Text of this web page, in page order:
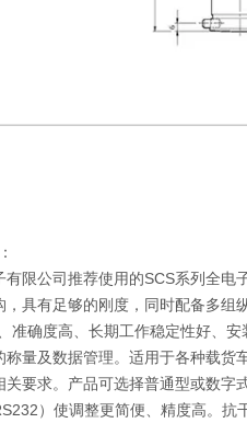
有限公司推荐使用的SCS系列全
，具有足够的刚度，同时配备多组
准确度高、长期工作稳定性好、
称量及数据管理。适用于各种载货
关要求。产品可选择普通型或数
）使调整更简便、精度高。抗